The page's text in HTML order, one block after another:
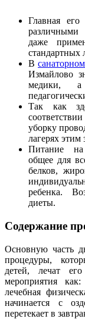
Главная
различными
даже
стандартных
В
Измайлово
медики, а
Так как
уборку
лагерях этим
Питание на
общее для
белков,
ребенка.
диеты.
Содержание
Основную часть
процедуры,
детей, лечат
мероприятия
лечебная
начинается с
перетекает в